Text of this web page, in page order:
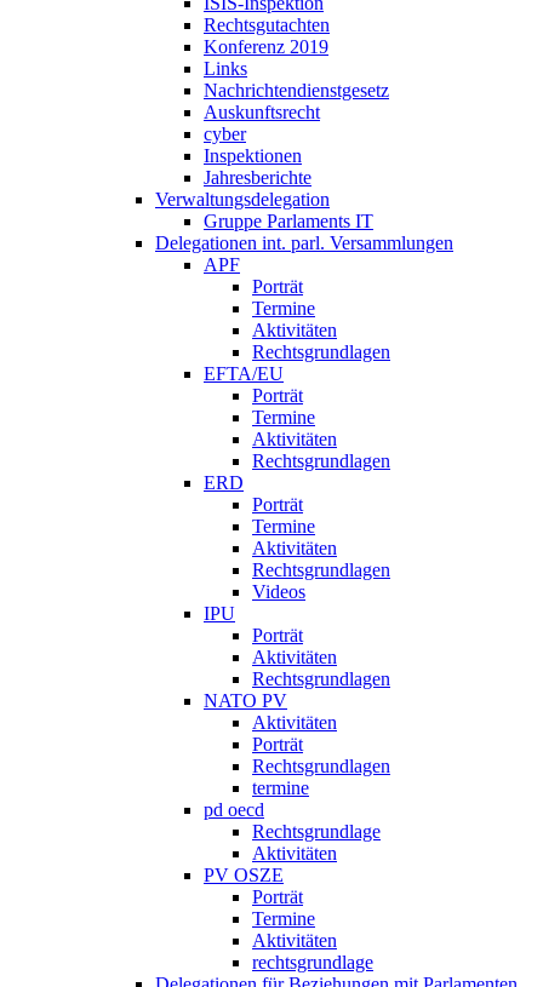
Rechtsgutachten
Konferenz 2019
Links
Nachrichtendienstgesetz
Auskunftsrecht
cyber
Inspektionen
Jahresberichte
Verwaltungsdelegation
Gruppe Parlaments IT
Delegationen int. parl. Versammlungen
APF
Porträt
Termine
Aktivitäten
Rechtsgrundlagen
EFTA/EU
Porträt
Termine
Aktivitäten
Rechtsgrundlagen
ERD
Porträt
Termine
Aktivitäten
Rechtsgrundlagen
Videos
IPU
Porträt
Aktivitäten
Rechtsgrundlagen
NATO PV
Aktivitäten
Porträt
Rechtsgrundlagen
termine
pd oecd
Rechtsgrundlage
Aktivitäten
PV OSZE
Porträt
Termine
Aktivitäten
rechtsgrundlage